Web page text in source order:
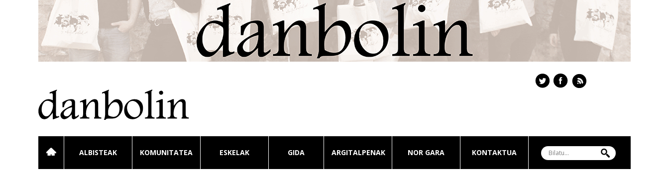
ALBISTEAK KOMUNITATEA ESKELAK GIDA ARGITALPENAK NOR GARA KONTAKTUA